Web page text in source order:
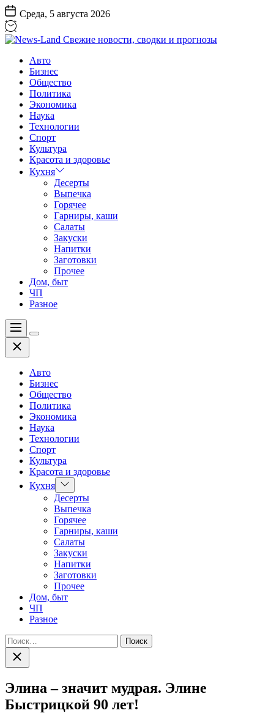
Перейти
к
содержанию
Среда, 5 августа 2026
Land
Свежие
новости,
сводки
прогнозы
Авто
Бизнес
Общество
Политика
Экономика
Наука
Технологии
Спорт
Культура
Красота и здоровье
Кухня
Десерты
Выпечка
Горячее
Гарниры, каши
Салаты
Закуски
Напитки
Заготовки
Прочее
Дом, быт
ЧП
Разное
Меню
Цвет
Закрыть
Авто
Бизнес
Общество
Политика
Экономика
Наука
Технологии
Спорт
Культура
Красота и здоровье
Кухня Показать
подменю
Десерты
Выпечка
Горячее
Гарниры, каши
Салаты
Закуски
Напитки
Заготовки
Прочее
Дом, быт
ЧП
Разное
Найти:
Закрыть
поиск
Элина – значит мудрая. Элине
Быстрицкой 90 лет!